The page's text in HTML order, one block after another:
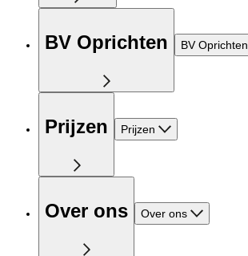
BV Oprichten BV Oprichten
Prijzen Prijzen
Over ons Over ons